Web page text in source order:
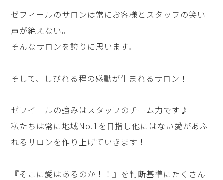
ゼフィールのサロンは常にお客様とスタッフの笑い
声が絶えない。
そんなサロンを誇りに思います。
そして、しびれる程の感動が生まれるサロン！
ゼフイールの強みはスタッフのチーム力です♪
私たちは常に地域No.1を目指し他にはない愛があふ
れるサロンを作り上げていきます！
『そこに愛はあるのか！！』を判断基準にたくさん